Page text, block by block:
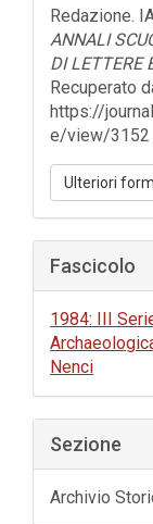
Redazione.
ANNALI
DI LETTERE
Recuperato
https://
e/view/3152
Ulteriori
Fascicolo
1984: III
Nenci
Sezione
Archivio